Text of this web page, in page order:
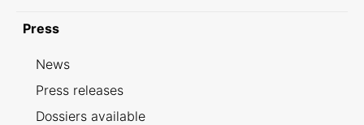
Press
News
Press releases
Dossiers available